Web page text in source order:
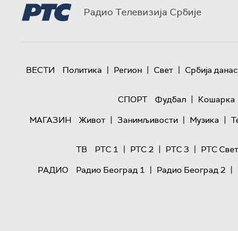
Радио Телевизија Србије
ВЕСТИ Политика | Регион | Свет | Србија данас
СПОРТ
Фудбал | Кошарка
МАГАЗИН
Живот | Занимљивости | Музика |
ТВ
РТС 1 | РТС 2 | РТС 3 | РТС Свет
РАДИО
Радио Београд 1 | Радио Београд 2 |